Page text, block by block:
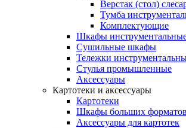
Верстак (стол)
Тумба
Комплектующие
Шкафы
Сушильные шкафы
Тележки
Стулья промышленные
Аксессуары
Картотеки и аксессуары
Картотеки
Шкафы больших форматов
Аксессуары для картотек